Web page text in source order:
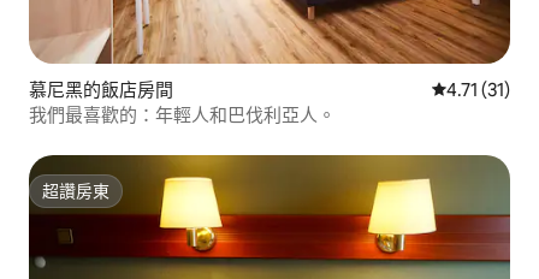
慕尼黑的飯店房間 從 31 則評價
4.71 (31)
我們最喜歡的：年輕人和巴伐利亞人。
超讚房東
超讚房東